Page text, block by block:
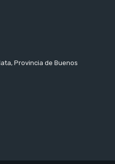
Provincia de Buenos